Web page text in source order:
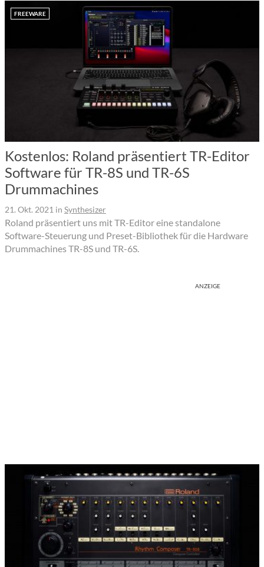
FREEWARE
Kostenlos: Roland präsentiert TR-Editor
Software für TR-8S und TR-6S
Drummachines
21. Okt. 2021 in Synthesizer
Roland präsentiert uns mit TR-Editor eine standalone
Software-Steuerung und Preset-Bibliothek für die Hardware
Drummachines TR-8S und TR-6S.
ANZEIGE